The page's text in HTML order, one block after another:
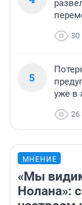
30
5
уже в
26
МНЕНИЕ
«Мы
Нолана»: